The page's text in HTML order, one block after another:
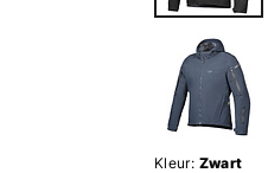
Kleur: Zwart